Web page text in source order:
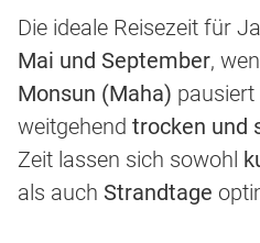
Die ideale Reisezeit für
Mai und September,
Monsun (Maha) pausiert
weitgehend trocken und
Zeit lassen sich sowohl
als auch Strandtage